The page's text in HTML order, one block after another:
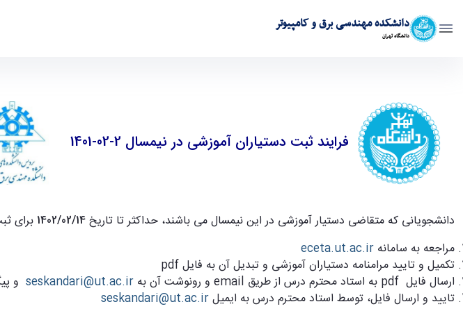
دانشکده مهندسی برق و کامپیوتر
دانشگاه تهران
فرایند ثبت دستیاران آموزشی در نیمسال 2-02-1401
دانشجویانی که متقاضی دستیار آموزشی در این نیمسال می باشند، حداکثر تا تاریخ
برای
مراجعه به سامانه eceta.ut.ac.ir
تکمیل و تایید مرامنامه دستیاران آموزشی و تبدیل آن به فایلpdf
ارسال فایل pdf به استاد محترم درس از طریق email و رونوشت آن به seskandari@ut.ac.ir و
تایید و ارسال فایل، توسط استاد محترم درس به ایمیلseskandari@ut.ac.ir